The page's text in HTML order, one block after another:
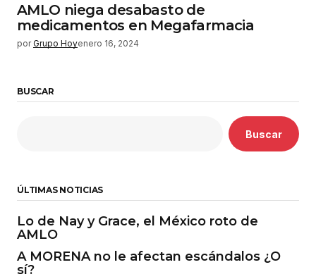
AMLO niega desabasto de
medicamentos en Megafarmacia
por Grupo Hoyenero 16, 2024
BUSCAR
Buscar
ÚLTIMAS NOTICIAS
Lo de Nay y Grace, el México roto de
AMLO
A MORENA no le afectan escándalos ¿O
sí?